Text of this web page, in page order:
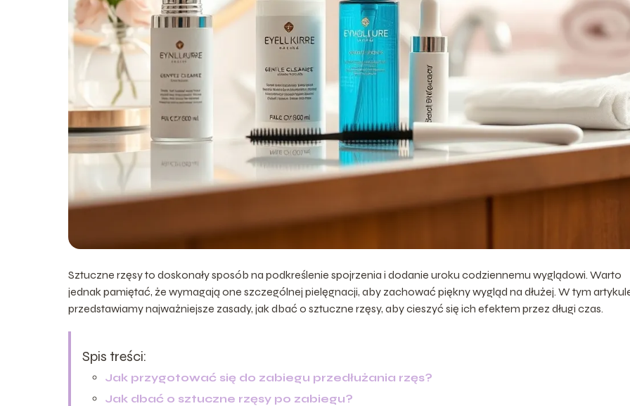
Sztuczne rzęsy to doskonały sposób na podkreślenie spojrzenia i dodanie uroku codziennemu wyglądowi. Warto
jednak pamiętać, że wymagają one szczególnej pielęgnacji, aby zachować piękny wygląd na dłużej. W tym
przedstawiamy najważniejsze zasady, jak dbać o sztuczne rzęsy, aby cieszyć się ich efektem przez długi czas.
Spis treści:
Jak przygotować się do zabiegu przedłużania rzęs?
Jak dbać o sztuczne rzęsy po zabiegu?